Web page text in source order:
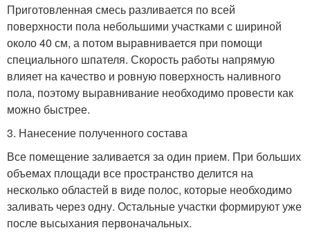
Приготовленная смесь разливается по всей
поверхности пола небольшими участками с шириной
около 40 см, а потом выравнивается при помощи
специального шпателя. Скорость работы напрямую
влияет на качество и ровную поверхность наливного
пола, поэтому выравнивание необходимо провести как
можно быстрее.
3. Нанесение полученного состава
Все помещение заливается за один прием. При больших
объемах площади все пространство делится на
несколько областей в виде полос, которые необходимо
заливать через одну. Остальные участки формируют уже
после высыхания первоначальных.